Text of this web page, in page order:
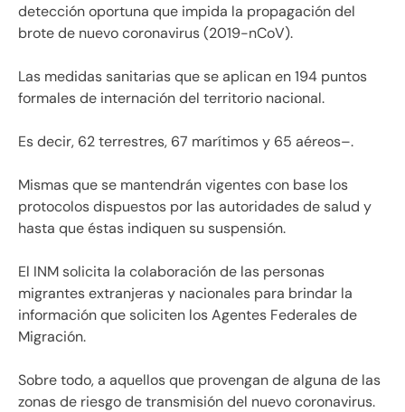
detección oportuna que impida la propagación del
brote de nuevo coronavirus (2019-nCoV).
Las medidas sanitarias que se aplican en 194 puntos
formales de internación del territorio nacional.
Es decir, 62 terrestres, 67 marítimos y 65 aéreos–.
Mismas que se mantendrán vigentes con base los
protocolos dispuestos por las autoridades de salud y
hasta que éstas indiquen su suspensión.
El INM solicita la colaboración de las personas
migrantes extranjeras y nacionales para brindar la
información que soliciten los Agentes Federales de
Migración.
Sobre todo, a aquellos que provengan de alguna de las
zonas de riesgo de transmisión del nuevo coronavirus.